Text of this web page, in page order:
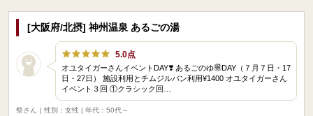
[大阪府/北摂] 神州温泉 あるごの湯
5.0点
オユタイガーさんイベントDAY❣️ あるごのゆ🉐DAY（７月７日・17
日・27日） 施設利用とチムジルバン利用¥1400 オユタイガーさん
イベント３回 ①クラシック回…
祭さん
| 性別：女性 | 年代：50代～